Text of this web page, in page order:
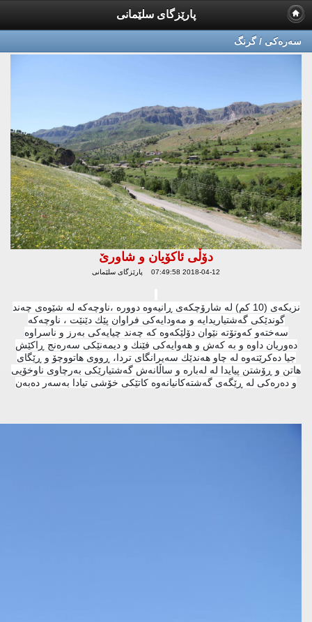
پارێزگای سلێمانی
سه‌ره‌كی / گرنگ
دۆڵى ئاكۆیان و شاورێ
2018-04-12 07:49:58 پارێزگای سلێمانی
نزیكه‌ی (10 كم) له‌ شارۆچكه‌ى ڕانیه‌وه‌ دووره‌ ،ناوچه‌كه‌ له‌ شێوه‌ی چه‌ند
گوندێكی گه‌شتیاریدایه‌ و مه‌ودایه‌كی فراوان پێك دێنێت ، ناوچه‌كه‌
سه‌خته‌و كه‌وتۆته‌ نێوان دۆلێكه‌وه‌ كه‌ چه‌ند چیایه‌كى به‌رز و ناسراوه‌
ده‌وریان داوه‌ و به‌ كه‌ش و هه‌وایه‌كی فێنك و دیمه‌نێكی سه‌ره‌نج ڕاكێش
جیا ده‌كرێته‌وه‌ له‌ چاو هه‌ندێك سه‌یرانگای تردا، ڕووی هاتووچۆ و ڕێگای
هاتن و ڕۆشتن پیایدا له‌ له‌باره‌ و ساڵانه‌ش گه‌شتیارێكی به‌رچاوی ناوخۆیی
و ده‌ره‌كی له‌ ڕێگه‌ى گه‌شته‌كانیانه‌وه‌ كاتێكى خۆشى تیادا به‌سه‌ر ده‌به‌ن